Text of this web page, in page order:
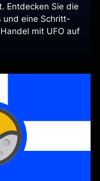
Entdecken Sie die
und eine Schritt-
mit UFO auf